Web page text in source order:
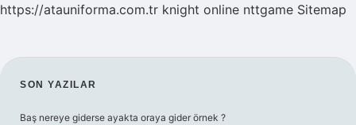
https://atauniforma.com.tr knight online nttgame Sitemap
SIDEBAR
SON YAZILAR
Baş nereye giderse ayakta oraya gider örnek ?